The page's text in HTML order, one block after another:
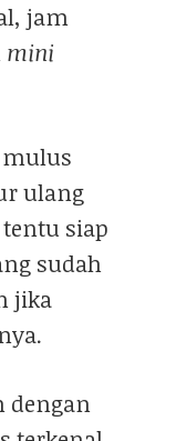
jam
mini
ulang
siap
sudah
jika
dengan